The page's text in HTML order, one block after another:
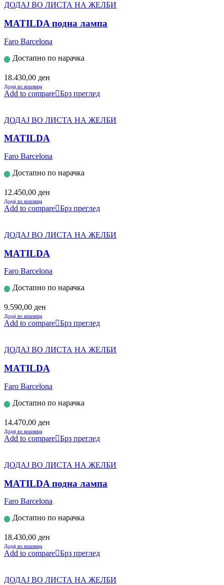
ДОДАЈ ВО ЛИСТА НА ЖЕЛБИ
MATILDA подна лампа
Faro Barcelona
Достапно по нарачка
18.430,00 ден
Додај во кошница
Add to compare Брз преглед
ДОДАЈ ВО ЛИСТА НА ЖЕЛБИ
MATILDA
Faro Barcelona
Достапно по нарачка
12.450,00 ден
Додај во кошница
Add to compare Брз преглед
ДОДАЈ ВО ЛИСТА НА ЖЕЛБИ
MATILDA
Faro Barcelona
Достапно по нарачка
9.590,00 ден
Додај во кошница
Add to compare Брз преглед
ДОДАЈ ВО ЛИСТА НА ЖЕЛБИ
MATILDA
Faro Barcelona
Достапно по нарачка
14.470,00 ден
Додај во кошница
Add to compare Брз преглед
ДОДАЈ ВО ЛИСТА НА ЖЕЛБИ
MATILDA подна лампа
Faro Barcelona
Достапно по нарачка
18.430,00 ден
Додај во кошница
Add to compare Брз преглед
ДОДАЈ ВО ЛИСТА НА ЖЕЛБИ